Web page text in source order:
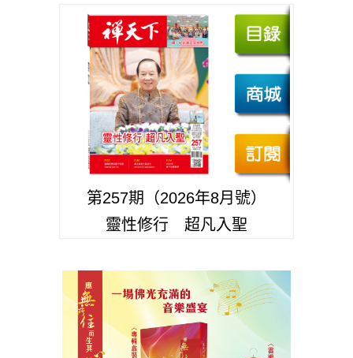
第257期（2026年8月號）
靈性修行 超凡入聖